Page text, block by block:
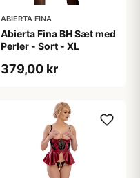
ABIERTA FINA
Abierta Fina BH Sæt med
Perler - Sort - XL
379,00 kr